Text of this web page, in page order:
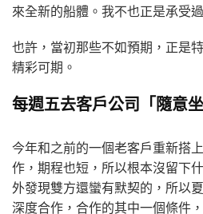
來全新的船體。我不也正是承受
也許，當初那些不如預期，正是
精彩可期。
每週五去客戶公司「隨意坐
今年和之前的一個老客戶重新搭
作，期程也短，所以根本沒留下
外發現雙方還蠻有默契的，所以
深度合作，合作的其中一個條件